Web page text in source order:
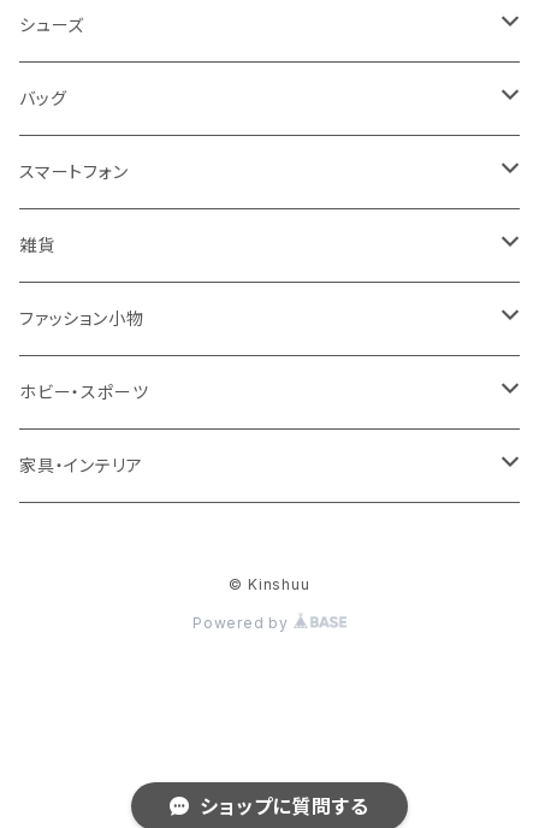
ショップに質問する
レディース
トップス
コート・ジャケット
水着・オーバーウェア
メンズ
バッグ
帽子
キッズ＆ベビー
浴衣
シューズ
レディース
サンダル
スニーカー
メンズ
サンダル
キッズ＆ベビー
バッグ
レディース
メンズ
キッズ＆ベビー
スマートフォン
アクセサリ
ケース・カバー
ケーブル・アダプター
ケース
スタント
フィルム
雑貨
ガラス
タオル
キーホルダー
ファッション小物
サングラス・眼鏡
手芸・ハンドメイド用品
ホビー・スポーツ
アウトドア・キャンプ・登山
家具・インテリア
© Kinshuu
Powered by